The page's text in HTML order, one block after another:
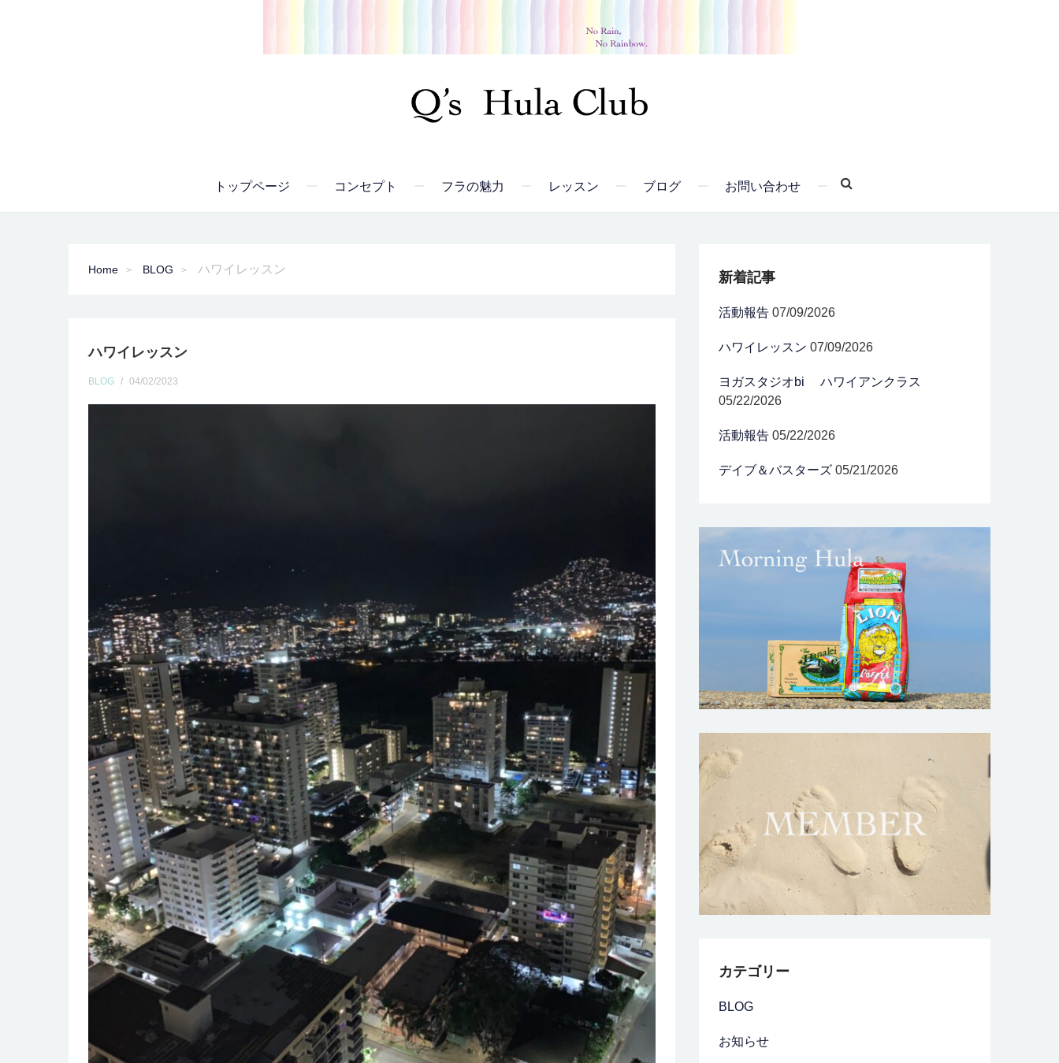
トップページ コンセプト フラの魅力 レッスン ブログ お問い合わせ
Home BLOG ハワイレッスン
ハワイレッスン
BLOG / 04/02/2023
新着記事
活動報告 07/09/2026
ハワイレッスン 07/09/2026
ヨガスタジオbi ハワイアンクラス
05/22/2026
活動報告 05/22/2026
デイブ＆バスターズ 05/21/2026
カテゴリー
BLOG
お知らせ